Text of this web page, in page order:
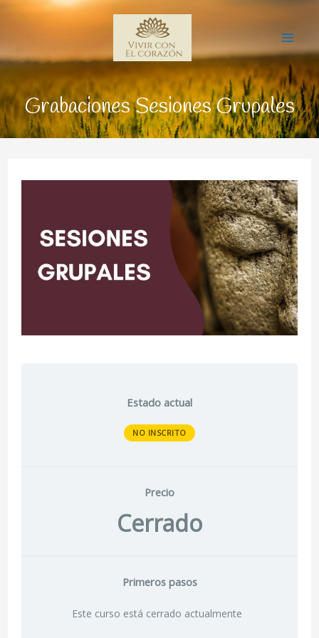
contenido
Grabaciones Sesiones Grupales
Estado actual
NO INSCRITO
Precio
Cerrado
Primeros pasos
Este curso está cerrado actualmente